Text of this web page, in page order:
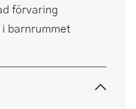
förvaring
barnrummet